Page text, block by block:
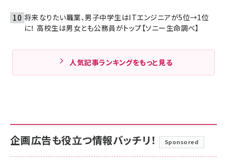
将来なりたい職業、男子中学生はITエンジニアが5位→1位
に！ 高校生は男女とも公務員がトップ【ソニー生命調べ】
人気記事ランキングをもっと見る
企画広告も役立つ情報バッチリ！ Sponsored